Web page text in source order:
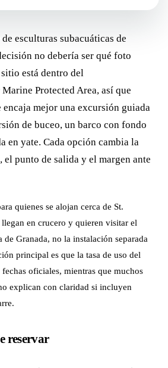
esculturas subacuáticas de
no debería ser qué foto
está dentro del
Protected Area, así que
mejor una excursión guiada
de buceo, un barco con fondo
en yate. Cada opción cambia la
el punto de salida y el margen ante
quienes se alojan cerca de St.
en crucero y quieren visitar el
Granada, no la instalación separada
principal es que la tasa de uso del
fechas oficiales, mientras que muchos
explican con claridad si incluyen
reservar